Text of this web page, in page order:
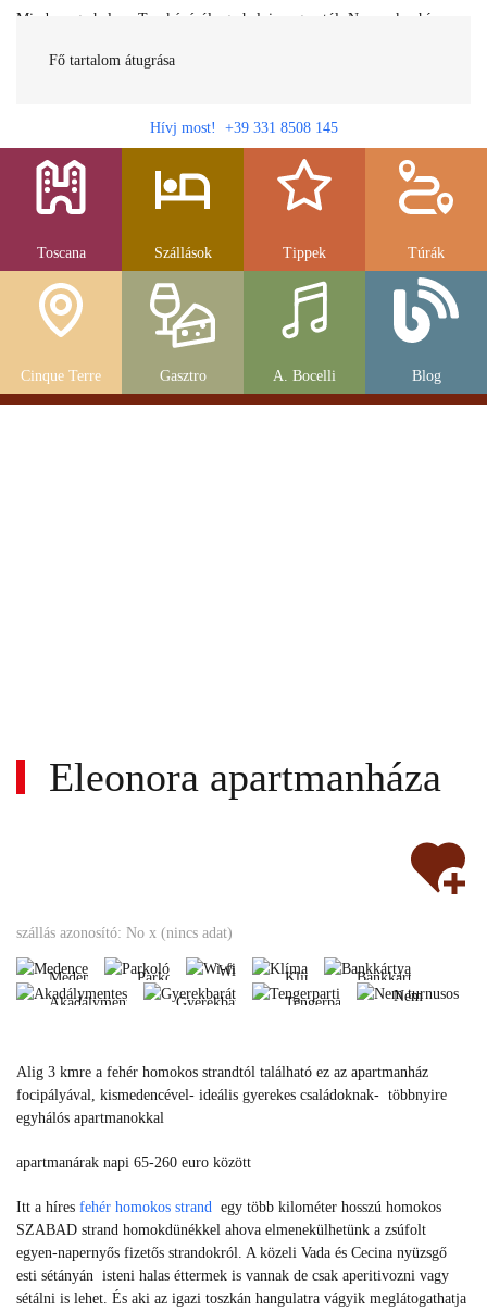
Fő tartalom átugrása
Minden egy helyen Toszkánáról egy helyi magyartól. Nemcsak a híres
gasztronomia....
Hívj most! +39 331 8508 145
Toscana Szállások Tippek Túrák
Cinque Terre Gasztro A. Bocelli Blog
Eleonora apartmanháza
szállás azonosító: No x (nincs adat)
Medence
Medence
Parkoló
Parkoló
fi
Wi-
fi
Klíma Bankkártya
Akadálymentes
Akadálymentes
Gyerekbarát
Gyerekbarát
Tengerparti
Tengerparti
Nem
turnusos
Alig 3 kmre a fehér homokos strandtól található ez az apartmanház
focipályával, kismedencével- ideális gyerekes családoknak- többnyire
egyhálós apartmanokkal
apartmanárak napi 65-260 euro között
Itt a híres fehér homokos strand egy több kilométer hosszú homokos
SZABAD strand homokdünékkel ahova elmenekülhetünk a zsúfolt
egyen-napernyős fizetős strandokról. A közeli Vada és Cecina nyüzsgő
esti sétányán isteni halas éttermek is vannak de csak aperitivozni vagy
sétálni is lehet. És aki az igazi toszkán hangulatra vágyik meglátogathatja